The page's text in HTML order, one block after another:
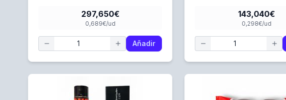
297,650€
0,689€/ud
Añadir
143,040€
0,298€/ud